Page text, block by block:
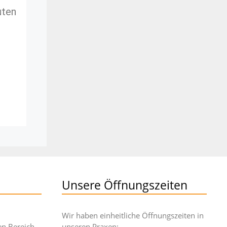
Unsere Öffnungszeiten
Wir haben einheitliche Öffnungszeiten in